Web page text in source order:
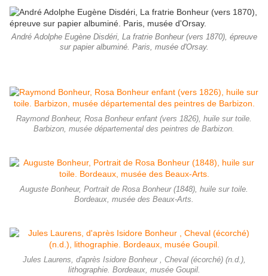
André Adolphe Eugène Disdéri, La fratrie Bonheur (vers 1870), épreuve
sur papier albuminé. Paris, musée d'Orsay.
Raymond Bonheur, Rosa Bonheur enfant (vers 1826), huile sur toile.
Barbizon, musée départemental des peintres de Barbizon.
Auguste Bonheur, Portrait de Rosa Bonheur (1848), huile sur toile.
Bordeaux, musée des Beaux-Arts.
Jules Laurens, d'après Isidore Bonheur , Cheval (écorché) (n.d.),
lithographie. Bordeaux, musée Goupil.